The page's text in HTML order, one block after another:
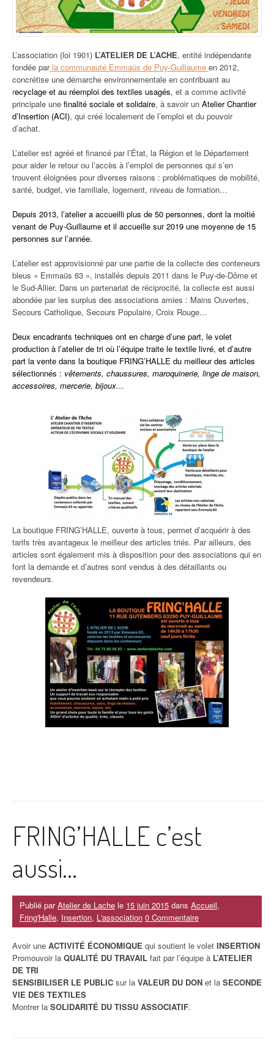
L’association (loi 1901) L’ATELIER DE L’ACHE, entité indépendante
fondée parla communauté Emmaüs de Puy-Guillaume en 2012,
concrétise une démarche environnementale en contribuant au
recyclage et au réemploi des textiles usagés, et a comme activité
principale une finalité sociale et solidaire, à savoir un Atelier Chantier
d’Insertion (ACI), qui créé localement de l’emploi et du pouvoir
d’achat.
L’atelier est agréé et financé par l’État, la Région et le Département
pour aider le retour ou l’accès à l’emploi de personnes qui s’en
trouvent éloignées pour diverses raisons : problématiques de mobilité,
santé, budget, vie familiale, logement, niveau de formation…
Depuis 2013, l’atelier a accueilli plus de 50 personnes, dont la moitié
venant de Puy-Guillaume et il accueille sur 2019 une moyenne de 15
personnes sur l’année.
L’atelier est approvisionné par une partie de la collecte des conteneurs
bleus « Emmaüs 63 », installés depuis 2011 dans le Puy-de-Dôme et
le Sud-Allier. Dans un partenariat de réciprocité, la collecte est aussi
abondée par les surplus des associations amies : Mains Ouvertes,
Secours Catholique, Secours Populaire, Croix Rouge…
Deux encadrants techniques ont en charge d’une part, le volet
production à l’atelier de tri où l’équipe traite le textile livré, et d’autre
part la vente dans la boutique FRING’HALLE du meilleur des articles
sélectionnés : vêtements, chaussures, maroquinerie, linge de maison,
accessoires, mercerie, bijoux…
La boutique FRING’HALLE, ouverte à tous, permet d’acquérir à des
tarifs très avantageux le meilleur des articles triés. Par ailleurs, des
articles sont également mis à disposition pour des associations qui en
font la demande et d’autres sont vendus à des détaillants ou
revendeurs.
FRING’HALLE c’est
aussi…
Publié parAtelier de Lache le 15 juin 2015 dans Accueil,
Fring'Halle, Insertion, L'association 0 Commentaire
Avoir une ACTIVITÉ ÉCONOMIQUE qui soutient le volet INSERTION
Promouvoir la QUALITÉ DU TRAVAIL fait par l’équipe à L’ATELIER
DE TRI
SENSIBILISER LE PUBLIC sur la VALEUR DU DON et la SECONDE
VIE DES TEXTILES
Montrer la SOLIDARITÉ DU TISSU ASSOCIATIF.